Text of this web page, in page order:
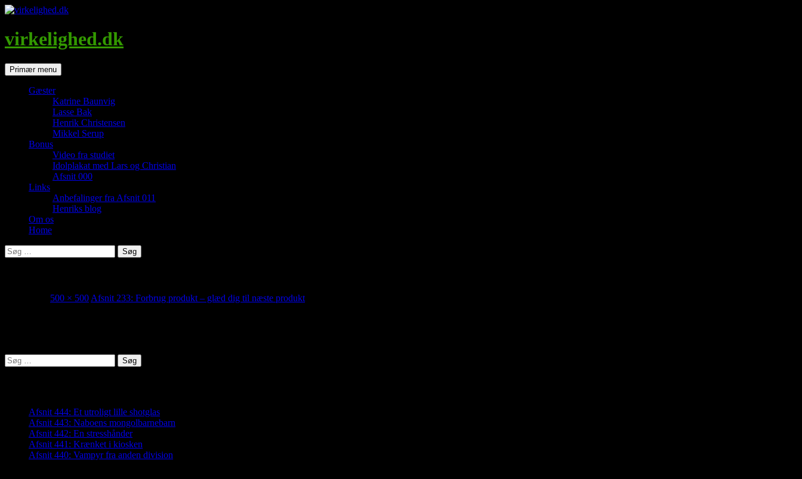
Hop
indhold
virkelighed.dk
SøgPrimær menu
Gæster
Katrine Baunvig
Lasse Bak
Henrik Christensen
Mikkel Serup
Bonus
Video fra studiet
Idolplakat med Lars og Christian
Afsnit 000
Links
Anbefalinger fra Afsnit 011
Henriks blog
Om os
Home
Søg
efter:
500 × 500 Afsnit 233: Forbrug produkt – glæd dig til næste produkt
Søg
efter:
Afsnit 444: Et utroligt lille shotglas
Afsnit 443: Naboens mongolbarnebarn
Afsnit 442: En stresshånder
Afsnit 441: Krænket i kiosken
Afsnit 440: Vampyr fra anden division